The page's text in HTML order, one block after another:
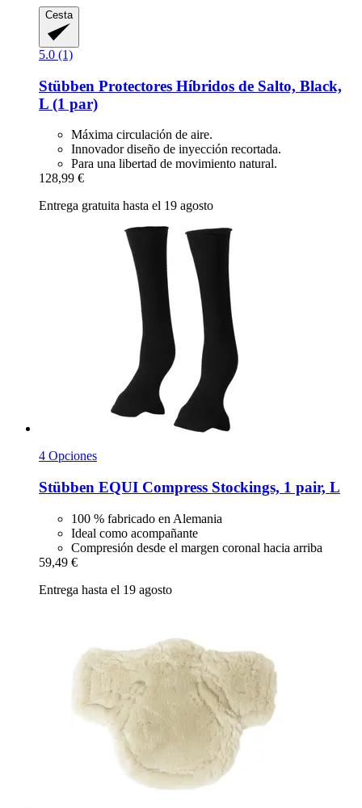
Cesta
5.0 (1)
Stübben Protectores Híbridos de Salto, Black,
L (1 par)
Máxima circulación de aire.
Innovador diseño de inyección recortada.
Para una libertad de movimiento natural.
128,99 €
Entrega gratuita hasta el 19 agosto
4 Opciones
Stübben EQUI Compress Stockings, 1 pair, L
100 % fabricado en Alemania
Ideal como acompañante
Compresión desde el margen coronal hacia arriba
59,49 €
Entrega hasta el 19 agosto